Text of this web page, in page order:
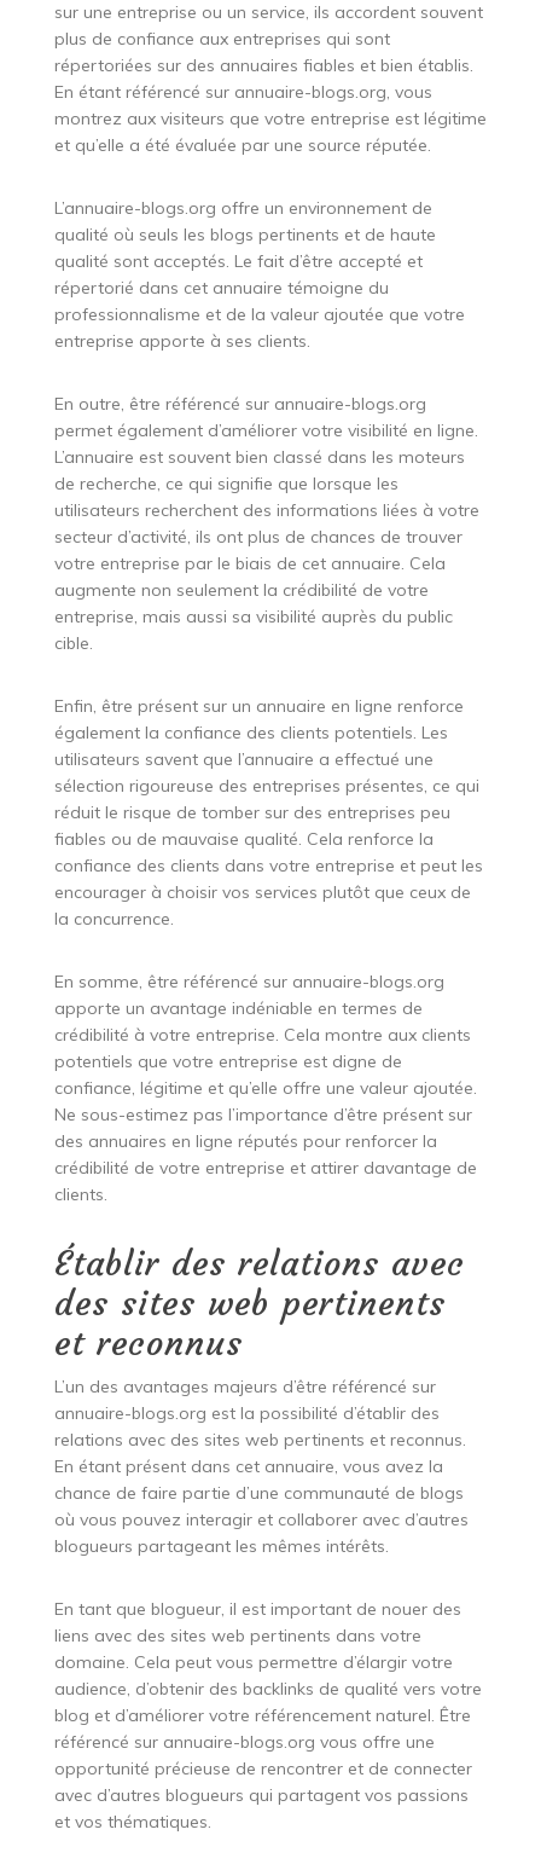
sur une entreprise ou un service, ils accordent souvent
plus de confiance aux entreprises qui sont
répertoriées sur des annuaires fiables et bien établis.
En étant référencé sur annuaire-blogs.org, vous
montrez aux visiteurs que votre entreprise est légitime
et qu’elle a été évaluée par une source réputée.
L’annuaire-blogs.org offre un environnement de
qualité où seuls les blogs pertinents et de haute
qualité sont acceptés. Le fait d’être accepté et
répertorié dans cet annuaire témoigne du
professionnalisme et de la valeur ajoutée que votre
entreprise apporte à ses clients.
En outre, être référencé sur annuaire-blogs.org
permet également d’améliorer votre visibilité en ligne.
L’annuaire est souvent bien classé dans les moteurs
de recherche, ce qui signifie que lorsque les
utilisateurs recherchent des informations liées à votre
secteur d’activité, ils ont plus de chances de trouver
votre entreprise par le biais de cet annuaire. Cela
augmente non seulement la crédibilité de votre
entreprise, mais aussi sa visibilité auprès du public
cible.
Enfin, être présent sur un annuaire en ligne renforce
également la confiance des clients potentiels. Les
utilisateurs savent que l’annuaire a effectué une
sélection rigoureuse des entreprises présentes, ce qui
réduit le risque de tomber sur des entreprises peu
fiables ou de mauvaise qualité. Cela renforce la
confiance des clients dans votre entreprise et peut les
encourager à choisir vos services plutôt que ceux de
la concurrence.
En somme, être référencé sur annuaire-blogs.org
apporte un avantage indéniable en termes de
crédibilité à votre entreprise. Cela montre aux clients
potentiels que votre entreprise est digne de
confiance, légitime et qu’elle offre une valeur ajoutée.
Ne sous-estimez pas l’importance d’être présent sur
des annuaires en ligne réputés pour renforcer la
crédibilité de votre entreprise et attirer davantage de
clients.
Établir des relations avec
des sites web pertinents
et reconnus
L’un des avantages majeurs d’être référencé sur
annuaire-blogs.org est la possibilité d’établir des
relations avec des sites web pertinents et reconnus.
En étant présent dans cet annuaire, vous avez la
chance de faire partie d’une communauté de blogs
où vous pouvez interagir et collaborer avec d’autres
blogueurs partageant les mêmes intérêts.
En tant que blogueur, il est important de nouer des
liens avec des sites web pertinents dans votre
domaine. Cela peut vous permettre d’élargir votre
audience, d’obtenir des backlinks de qualité vers votre
blog et d’améliorer votre référencement naturel. Être
référencé sur annuaire-blogs.org vous offre une
opportunité précieuse de rencontrer et de connecter
avec d’autres blogueurs qui partagent vos passions
et vos thématiques.